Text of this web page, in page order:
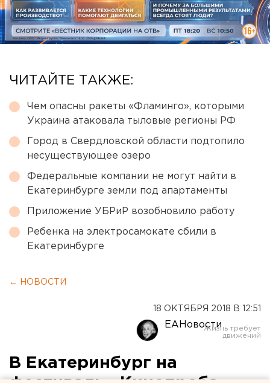
ЧИТАЙТЕ ТАКЖЕ:
Чем опасны ракеты «Фламинго», которыми
Украина атаковала тыловые регионы РФ
Город в Свердловской области подтопило
несуществующее озеро
Федеральные компании не могут найти в
Екатеринбурге земли под апартаменты
Приложение УБРиР возобновило работу
Ребенка на электросамокате сбили в
Екатеринбурге
← НОВОСТИ
18 ОКТЯБРЯ 2018 В 12:51
ЕАНовости
В Екатеринбург на